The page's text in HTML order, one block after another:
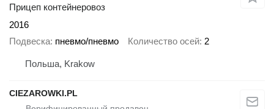
Прицеп контейнеровоз
2016
Подвеска пневмо/пневмо Количество осей 2
Польша, Krakow
CIEZAROWKI.PL